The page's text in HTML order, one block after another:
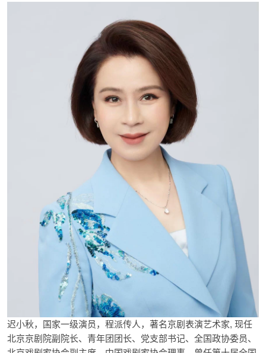
迟小秋，国家一级演员，程派传人，著名京剧表演艺术家, 现任
北京京剧院副院长、青年团团长、党支部书记、全国政协委员、